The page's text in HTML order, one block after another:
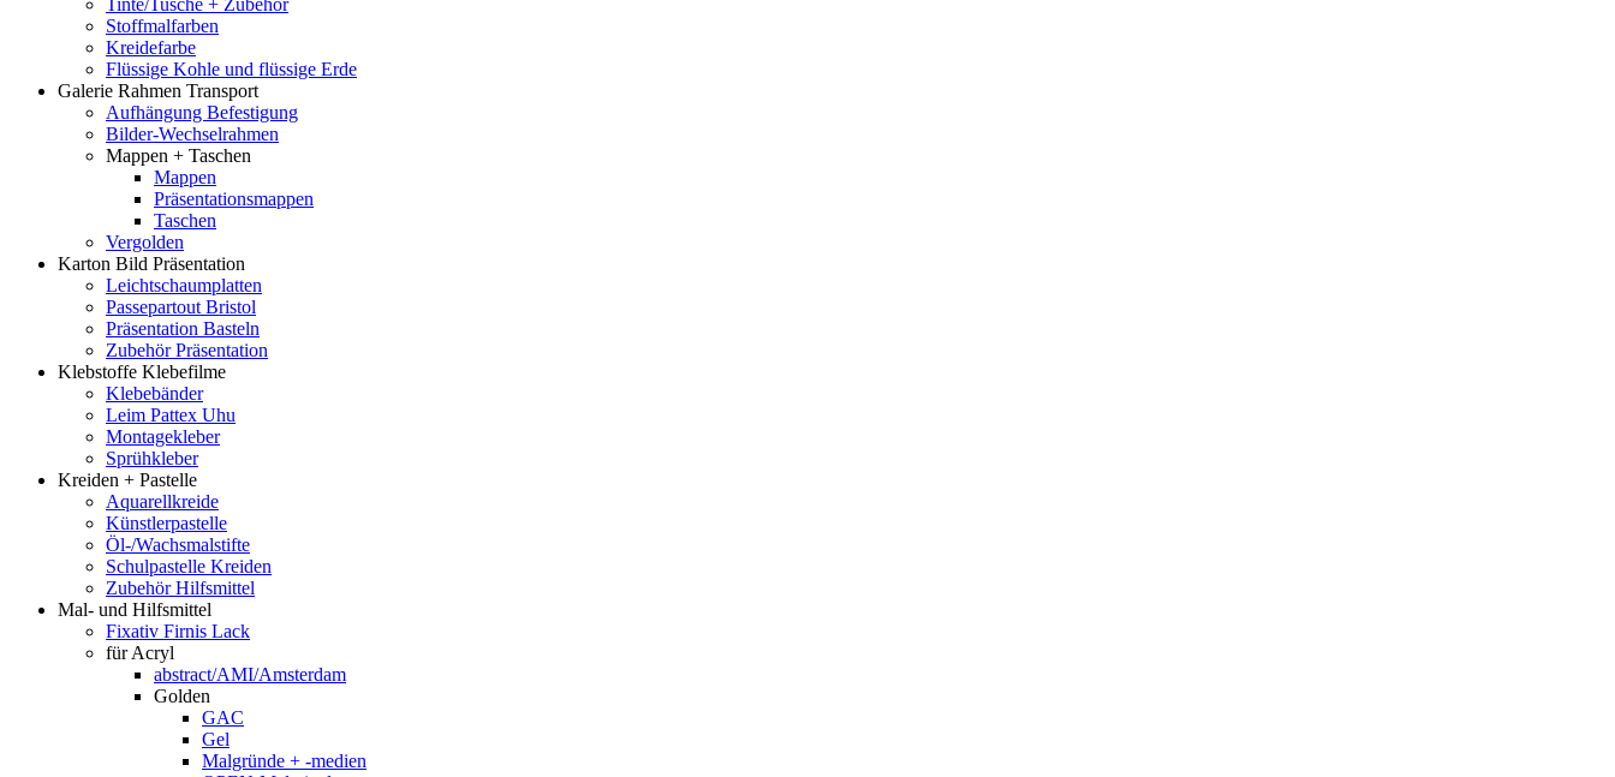
Tinte/Tusche + Zubehör
Stoffmalfarben
Kreidefarbe
Flüssige Kohle und flüssige Erde
Galerie Rahmen Transport
Aufhängung Befestigung
Bilder-Wechselrahmen
Mappen + Taschen
Mappen
Präsentationsmappen
Taschen
Vergolden
Karton Bild Präsentation
Leichtschaumplatten
Passepartout Bristol
Präsentation Basteln
Zubehör Präsentation
Klebstoffe Klebefilme
Klebebänder
Leim Pattex Uhu
Montagekleber
Sprühkleber
Kreiden + Pastelle
Aquarellkreide
Künstlerpastelle
Öl-/Wachsmalstifte
Schulpastelle Kreiden
Zubehör Hilfsmittel
Mal- und Hilfsmittel
Fixativ Firnis Lack
für Acryl
abstract/AMI/Amsterdam
Golden
GAC
Gel
Malgründe + -medien